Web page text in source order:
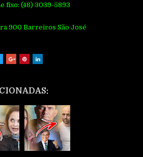
fixo: (48) 3039-5893
900 Barreiros São José